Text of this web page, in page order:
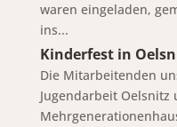
waren eingeladen,
ins...
Kinderfest in
Die Mitarbeitenden
Jugendarbeit Oelsnitz